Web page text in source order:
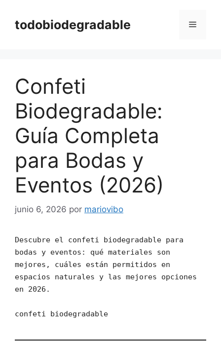
contenido
todobiodegradable Menú
Confeti
Biodegradable:
Guía Completa
para Bodas y
Eventos (2026)
junio 6, 2026 por mariovibo
Descubre el confeti biodegradable para
bodas y eventos: qué materiales son
mejores, cuáles están permitidos en
espacios naturales y las mejores opciones
en 2026.
confeti biodegradable